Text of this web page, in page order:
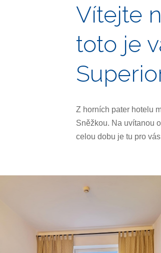
Vítejte
toto je
Z horních pater hotelu
Sněžkou. Na uvítanou
celou dobu je tu pro vás